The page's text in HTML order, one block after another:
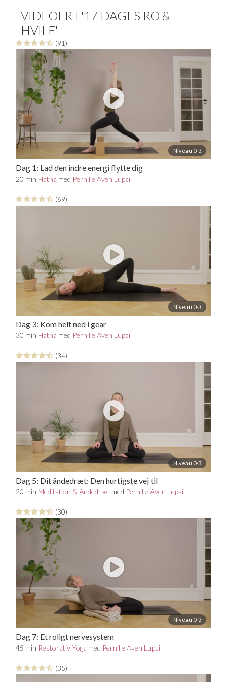
VIDEOER I '17 DAGES RO &
HVILE'
(91)
Niveau 0-3
Dag 1: Lad den indre energi flytte dig
20 min Hatha med Pernille Aven Lupai
(69)
Niveau 0-3
Dag 3: Kom helt ned i gear
30 min Hatha med Pernille Aven Lupai
(34)
Niveau 0-3
Dag 5: Dit åndedræt: Den hurtigste vej til
afslapning
20 min Meditation & Åndedræt med Pernille Aven Lupai
(30)
Niveau 0-3
Dag 7: Et roligt nervesystem
45 min Restorativ Yoga med Pernille Aven Lupai
(35)